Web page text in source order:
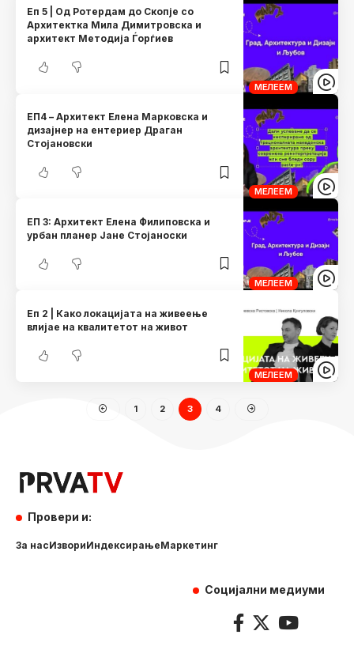
МЕЛЕЕМ
Еп 5 | Од Ротердам до Скопје со
Архитектка Мила Димитровска и
архитект Методија Ѓорѓиев
МЕЛЕЕМ
ЕП4 – Архитект Елена Марковска и
дизајнер на ентериер Драган
Стојановски
МЕЛЕЕМ
ЕП 3: Архитект Елена Филиповска и
урбан планер Јане Стојаноски
МЕЛЕЕМ
Еп 2 | Како локацијата на живеење
влијае на квалитетот на живот
1 2 3 4
Провери и:
За насИзвориИндексирањеМаркетинг
Социјални медиуми